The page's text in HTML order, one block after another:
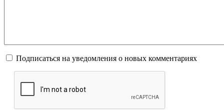
Подписаться на уведомления о новых комментариях